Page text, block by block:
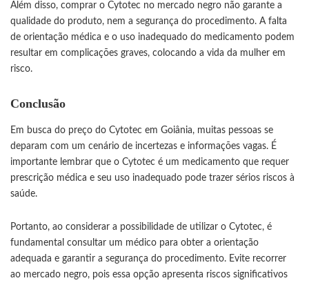
Além disso, comprar o Cytotec no mercado negro não garante a
qualidade do produto, nem a segurança do procedimento. A falta
de orientação médica e o uso inadequado do medicamento podem
resultar em complicações graves, colocando a vida da mulher em
risco.
Conclusão
Em busca do preço do Cytotec em Goiânia, muitas pessoas se
deparam com um cenário de incertezas e informações vagas. É
importante lembrar que o Cytotec é um medicamento que requer
prescrição médica e seu uso inadequado pode trazer sérios riscos à
saúde.
Portanto, ao considerar a possibilidade de utilizar o Cytotec, é
fundamental consultar um médico para obter a orientação
adequada e garantir a segurança do procedimento. Evite recorrer
ao mercado negro, pois essa opção apresenta riscos significativos